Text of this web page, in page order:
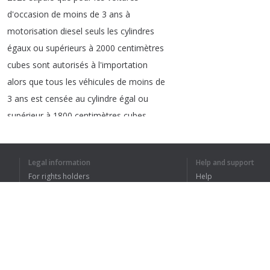
d'occasion de moins de 3 ans à
motorisation diesel seuls les cylindres
égaux ou supérieurs à 2000 centimètres
cubes sont autorisés à l'importation
alors que tous les véhicules de moins de
3 ans est censée au cylindre égal ou
supérieur à 1800 centimètres cubes
moins de3ans pour
gouvernement algérien avait fixé la
Legal information
For rights holders
Help and support
Help